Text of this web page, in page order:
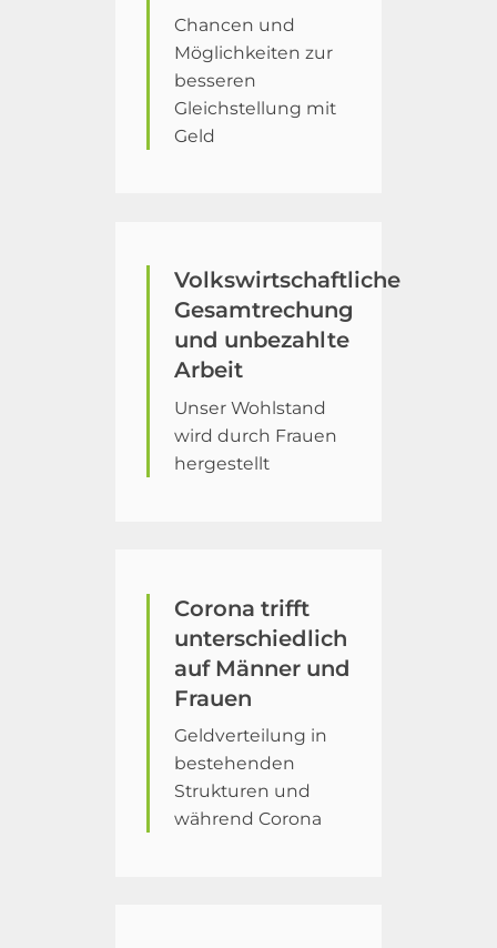
Chancen und
Möglichkeiten zur
besseren
Gleichstellung mit
Geld
Volkswirtschaftliche
Gesamtrechung
und unbezahlte
Arbeit
Unser Wohlstand
wird durch Frauen
hergestellt
Corona trifft
unterschiedlich
auf Männer und
Frauen
Geldverteilung in
bestehenden
Strukturen und
während Corona